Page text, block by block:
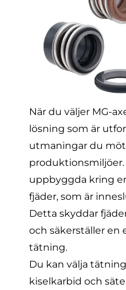
När du väljer MG-
lösning som är
utmaningar du
produktionsmiljöer.
uppbyggda kring
fjäder, som är
Detta skyddar
och säkerställer en
tätning.
Du kan välja
kiselkarbid och